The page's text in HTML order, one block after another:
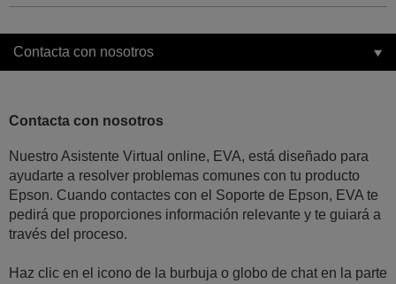
Contacta con nosotros
Contacta con nosotros
Nuestro Asistente Virtual online, EVA, está diseñado para
ayudarte a resolver problemas comunes con tu producto
Epson. Cuando contactes con el Soporte de Epson, EVA te
pedirá que proporciones información relevante y te guiará a
través del proceso.
Haz clic en el icono de la burbuja o globo de chat en la parte